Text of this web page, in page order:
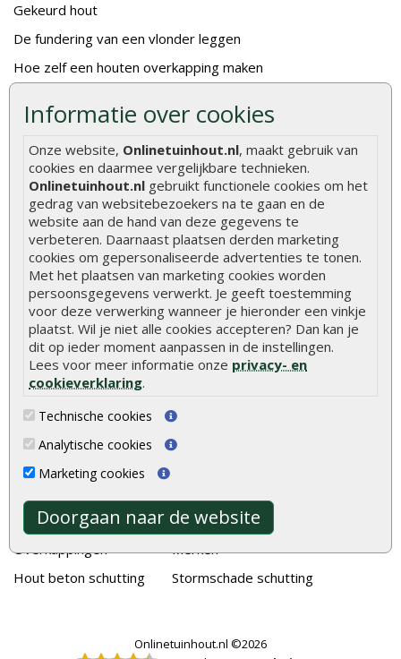
Informatie over cookies
Onze website, Onlinetuinhout.nl, maakt gebruik van
cookies en daarmee vergelijkbare technieken.
Onlinetuinhout.nl gebruikt functionele cookies om het
gedrag van websitebezoekers na te gaan en de
website aan de hand van deze gegevens te
verbeteren. Daarnaast plaatsen derden marketing
cookies om gepersonaliseerde advertenties te tonen.
Met het plaatsen van marketing cookies worden
persoonsgegevens verwerkt. Je geeft toestemming
voor deze verwerking wanneer je hieronder een vinkje
plaatst. Wil je niet alle cookies accepteren? Dan kan je
dit op ieder moment aanpassen in de instellingen.
Lees voor meer informatie onze privacy- en
cookieverklaring.
Technische cookies
Analytische cookies
Marketing cookies
Doorgaan naar de website
Gekeurd hout
De fundering van een vlonder leggen
Hoe zelf een houten overkapping maken
Hoe schutting plaatsen
De 9 beste tuinschermen van Onlinetuinhout.nl
Stijlvolle houtsoorten voor in de tuin
Duurzame tuin
Welke palen voor een schapenhek
Alle populaire categorieën
Tuinhout
Schutting
Vlonderplanken
Tuinpalen
Tuinhekken
Blokhutten
Overkappingen
Hout beton schutting
Tuindeuren
Tuinschermen
Schuttingplanken
Steigerplanken
Aanbiedingen
Merken
Stormschade schutting
Onlinetuinhout.nl ©2026